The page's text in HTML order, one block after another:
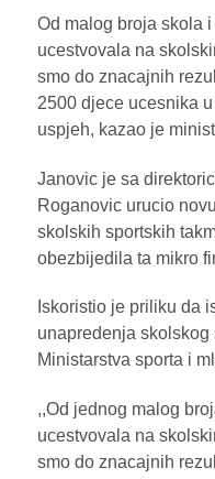
Od malog broja skola
ucestvovala na
smo do znacajnih
2500 djece ucesnika
uspjeh, kazao je
Janovic je sa
Roganovic urucio
skolskih sportskih
obezbijedila ta mikro
Iskoristio je priliku da
unapredenja
Ministarstva sporta i
,,Od jednog malog
ucestvovala na
smo do znacajnih